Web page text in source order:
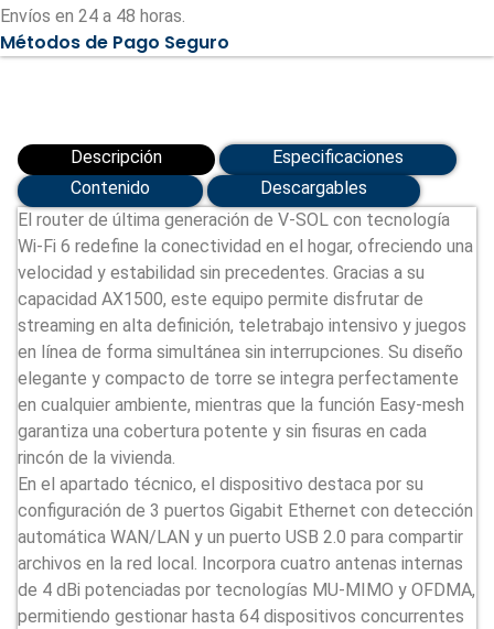
-
3
x
RJ45
AX15-
3G)
cantidad
Envíos en 24 a 48 horas.
Métodos de Pago Seguro
Descripción
Especificaciones
Contenido
Descargables
El router de última generación de V-SOL con tecnología
Wi-Fi 6 redefine la conectividad en el hogar, ofreciendo una
velocidad y estabilidad sin precedentes. Gracias a su
capacidad AX1500, este equipo permite disfrutar de
streaming en alta definición, teletrabajo intensivo y juegos
en línea de forma simultánea sin interrupciones. Su diseño
elegante y compacto de torre se integra perfectamente
en cualquier ambiente, mientras que la función Easy-mesh
garantiza una cobertura potente y sin fisuras en cada
rincón de la vivienda.
En el apartado técnico, el dispositivo destaca por su
configuración de 3 puertos Gigabit Ethernet con detección
automática WAN/LAN y un puerto USB 2.0 para compartir
archivos en la red local. Incorpora cuatro antenas internas
de 4 dBi potenciadas por tecnologías MU-MIMO y OFDMA,
permitiendo gestionar hasta 64 dispositivos concurrentes